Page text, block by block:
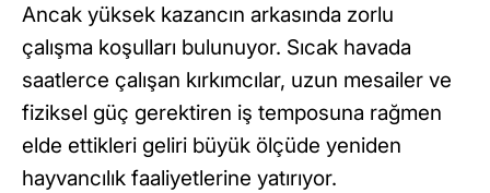
Ancak yüksek kazancın arkasında zorlu
çalışma koşulları bulunuyor. Sıcak havada
saatlerce çalışan kırkımcılar, uzun mesailer ve
fiziksel güç gerektiren iş temposuna rağmen
elde ettikleri geliri büyük ölçüde yeniden
hayvancılık faaliyetlerine yatırıyor.